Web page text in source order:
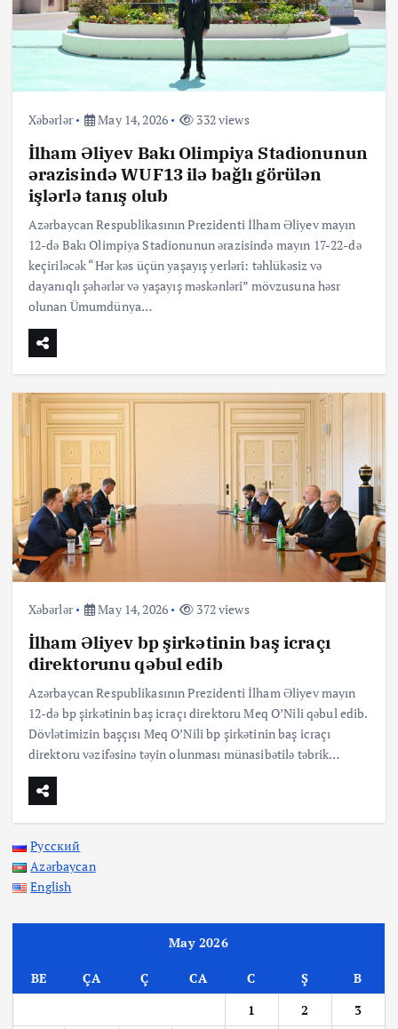
Xəbərlər May 14, 2026 332 views
İlham Əliyev Bakı Olimpiya Stadionunun
ərazisində WUF13 ilə bağlı görülən
işlərlə tanış olub
Azərbaycan Respublikasının Prezidenti İlham Əliyev mayın
12-də Bakı Olimpiya Stadionunun ərazisində mayın 17-22-də
keçiriləcək “Hər kəs üçün yaşayış yerləri: təhlükəsiz və
dayanıqlı şəhərlər və yaşayış məskənləri” mövzusuna həsr
olunan Ümumdünya…
Xəbərlər May 14, 2026 372 views
İlham Əliyev bp şirkətinin baş icraçı
direktorunu qəbul edib
Azərbaycan Respublikasının Prezidenti İlham Əliyev mayın
12-də bp şirkətinin baş icraçı direktoru Meq O’Nili qəbul edib.
Dövlətimizin başçısı Meq O’Nili bp şirkətinin baş icraçı
direktoru vəzifəsinə təyin olunması münasibətilə təbrik…
Русский
Azərbaycan
English
May 2026
BE ÇA Ç CA C Ş
B
1
2
3